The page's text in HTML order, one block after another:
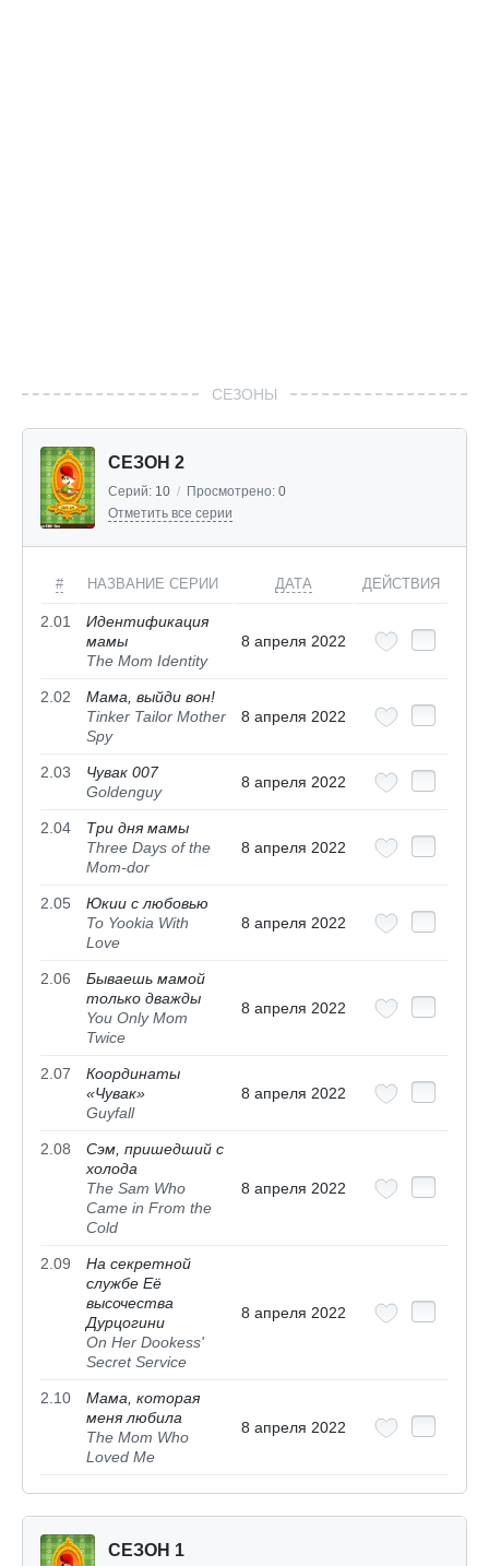
СЕЗОНЫ
СЕЗОН 2
Серий: 10 / Просмотрено: 0
Отметить все серии
# НАЗВАНИЕ СЕРИИ ДАТА ДЕЙСТВИЯ
2.01
Идентификация
мамы
The Mom Identity
8 апреля 2022
2.02
Мама, выйди вон!
Tinker Tailor Mother
Spy
8 апреля 2022
2.03
Чувак 007
Goldenguy
8 апреля 2022
2.04
Три дня мамы
Three Days of the
Mom-dor
8 апреля 2022
2.05
Юкии с любовью
To Yookia With
Love
8 апреля 2022
2.06
Бываешь мамой
только дважды
You Only Mom
Twice
8 апреля 2022
2.07
Координаты
«Чувак»
Guyfall
8 апреля 2022
2.08
Сэм, пришедший с
холода
The Sam Who
Came in From the
Cold
8 апреля 2022
2.09
На секретной
службе Её
высочества
Дурцогини
On Her Dookess'
Secret Service
8 апреля 2022
2.10
Мама, которая
меня любила
The Mom Who
Loved Me
8 апреля 2022
СЕЗОН 1